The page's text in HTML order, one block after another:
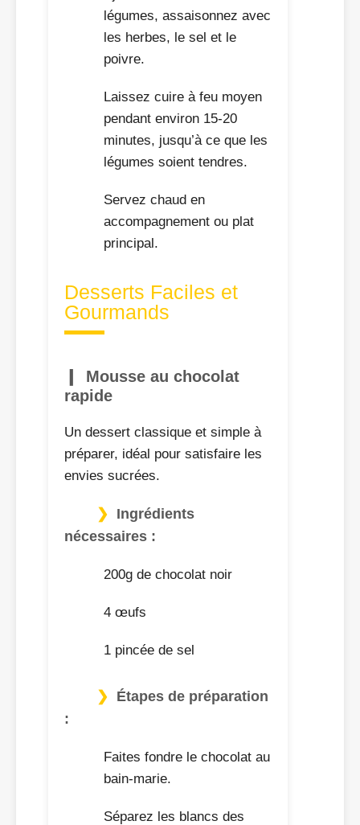
légumes, assaisonnez avec
les herbes, le sel et le
poivre.
Laissez cuire à feu moyen
pendant environ 15-20
minutes, jusqu’à ce que les
légumes soient tendres.
Servez chaud en
accompagnement ou plat
principal.
Desserts Faciles et
Gourmands
Mousse au chocolat
rapide
Un dessert classique et simple à
préparer, idéal pour satisfaire les
envies sucrées.
Ingrédients
nécessaires :
200g de chocolat noir
4 œufs
1 pincée de sel
Étapes de préparation
:
Faites fondre le chocolat au
bain-marie.
Séparez les blancs des